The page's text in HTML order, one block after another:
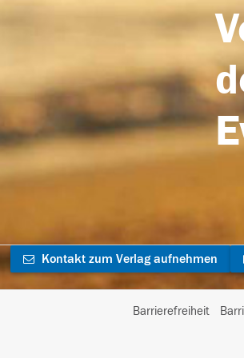
Kontakt zum Verlag aufnehmen
Barrierefreiheit